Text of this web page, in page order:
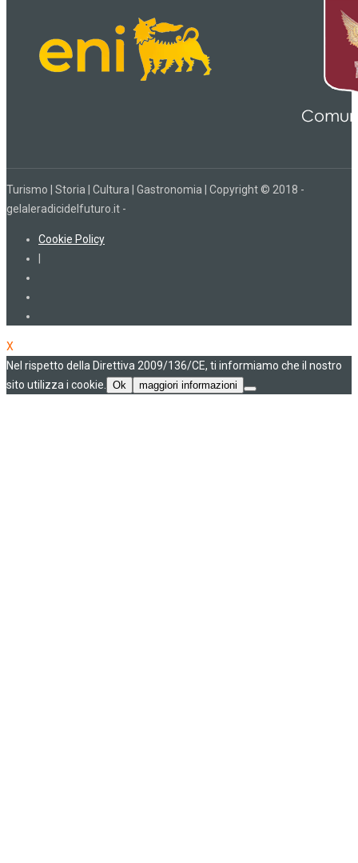
Turismo | Storia | Cultura | Gastronomia | Copyright © 2018 -
gelaleradicidelfuturo.it -
Cookie Policy
X
Nel rispetto della Direttiva 2009/136/CE, ti informiamo che il nostro
sito utilizza i cookie.
Ok maggiori informazioni